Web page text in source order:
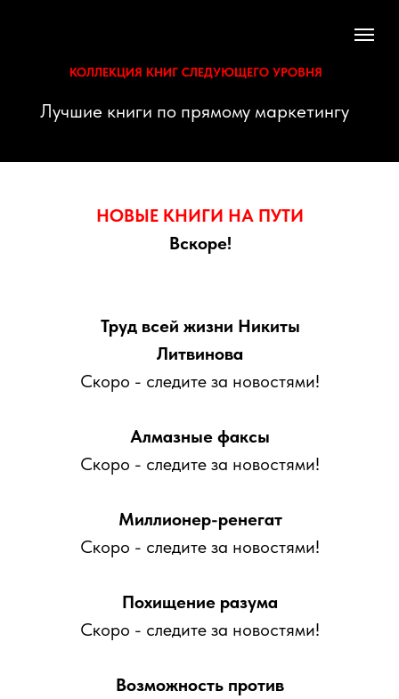
Лучшие книги по прямому маркетингу
НОВЫЕ КНИГИ НА ПУТИ
Вскоре!
Труд всей жизни Никиты
Литвинова
Скоро - следите за новостями!
Алмазные факсы
Скоро - следите за новостями!
Миллионер-ренегат
Скоро - следите за новостями!
Похищение разума
Скоро - следите за новостями!
Возможность против